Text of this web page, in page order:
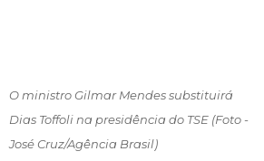
O ministro Gilmar Mendes substituirá
Dias Toffoli na presidência do TSE (Foto -
José Cruz/Agência Brasil)